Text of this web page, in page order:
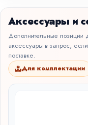
Аксессуары и
Дополнительные позиции
аксессуары в запрос,
поставке.
Для комплектации